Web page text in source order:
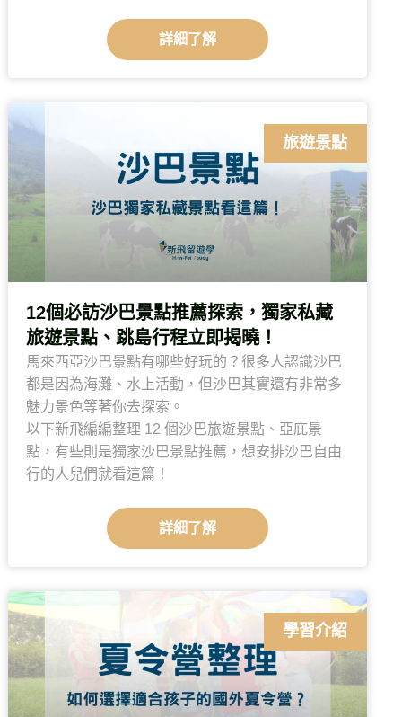
詳細了解
旅遊景點
12個必訪沙巴景點推薦探索，獨家私藏
旅遊景點、跳島行程立即揭曉！
馬來西亞沙巴景點有哪些好玩的？很多人認識沙巴
都是因為海灘、水上活動，但沙巴其實還有非常多
魅力景色等著你去探索。
以下新飛編編整理 12 個沙巴旅遊景點、亞庇景
點，有些則是獨家沙巴景點推薦，想安排沙巴自由
行的人兒們就看這篇！
詳細了解
學習介紹